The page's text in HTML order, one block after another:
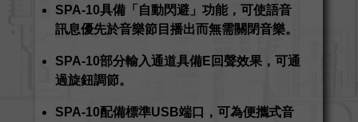
SPA-10具備「自動閃避」功能，可使語音
訊息優先於音樂節目播出而無需關閉音樂。
SPA-10部分輸入通道具備E回聲效果，可通
過旋鈕調節。
SPA-10配備標準USB端口，可為便攜式音